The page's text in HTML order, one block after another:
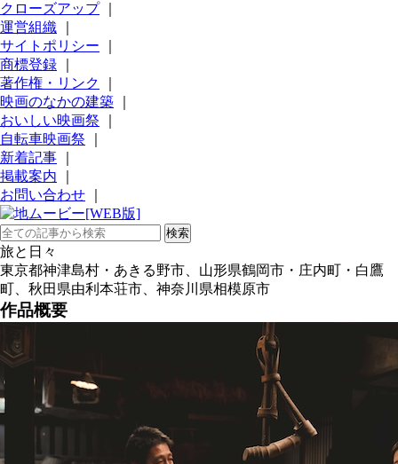
クローズアップ｜
運営組織
サイトポリシー
商標登録
著作権・リンク
映画のなかの建築
おいしい映画祭
自転車映画祭
新着記事
掲載案内
お問い合わせ
旅と日々
東京都神津島村・あきる野市、山形県鶴岡市・庄内町・白鷹
町、秋田県由利本荘市、神奈川県相模原市
作品概要